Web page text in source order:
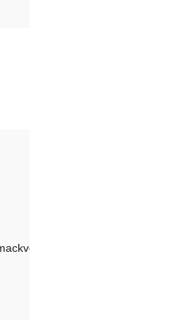
Brühe,